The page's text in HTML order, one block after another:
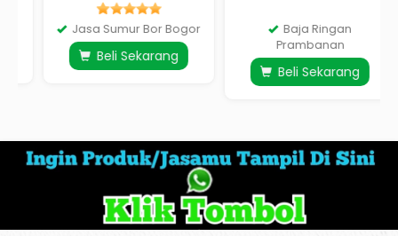
Jasa Sumur Bor Bogor
Beli Sekarang
Baja Ringan
Prambanan
Beli Sekarang